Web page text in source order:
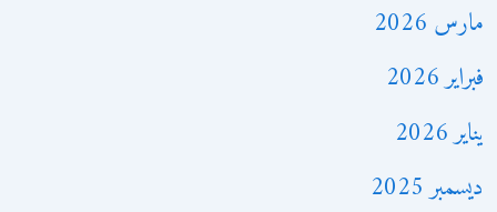
مارس 2026
فبراير 2026
يناير 2026
ديسمبر 2025